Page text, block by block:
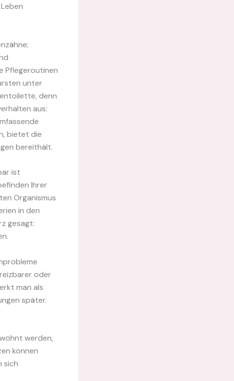
Pflegeroutinen
unter
denn
aus;
bietet die
bereithält.
ist
Ihrer
Organismus
in den
gesagt:
oder
man als
später.
werden,
können
sich